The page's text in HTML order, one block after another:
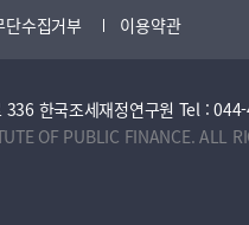
단수집거부 이용약관
336 한국조세재정연구원 Tel :
OF PUBLIC FINANCE. ALL